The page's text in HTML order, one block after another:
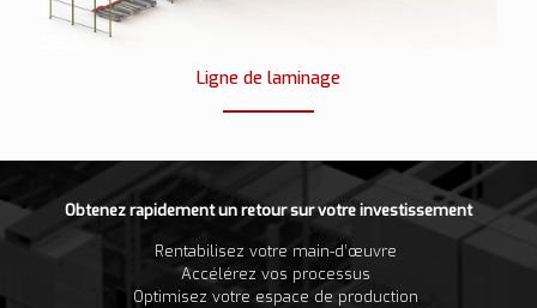
Ligne de laminage
Obtenez rapidement un retour sur votre investissement
Rentabilisez votre main-d’œuvre
Accélérez vos processus
Optimisez votre espace de production